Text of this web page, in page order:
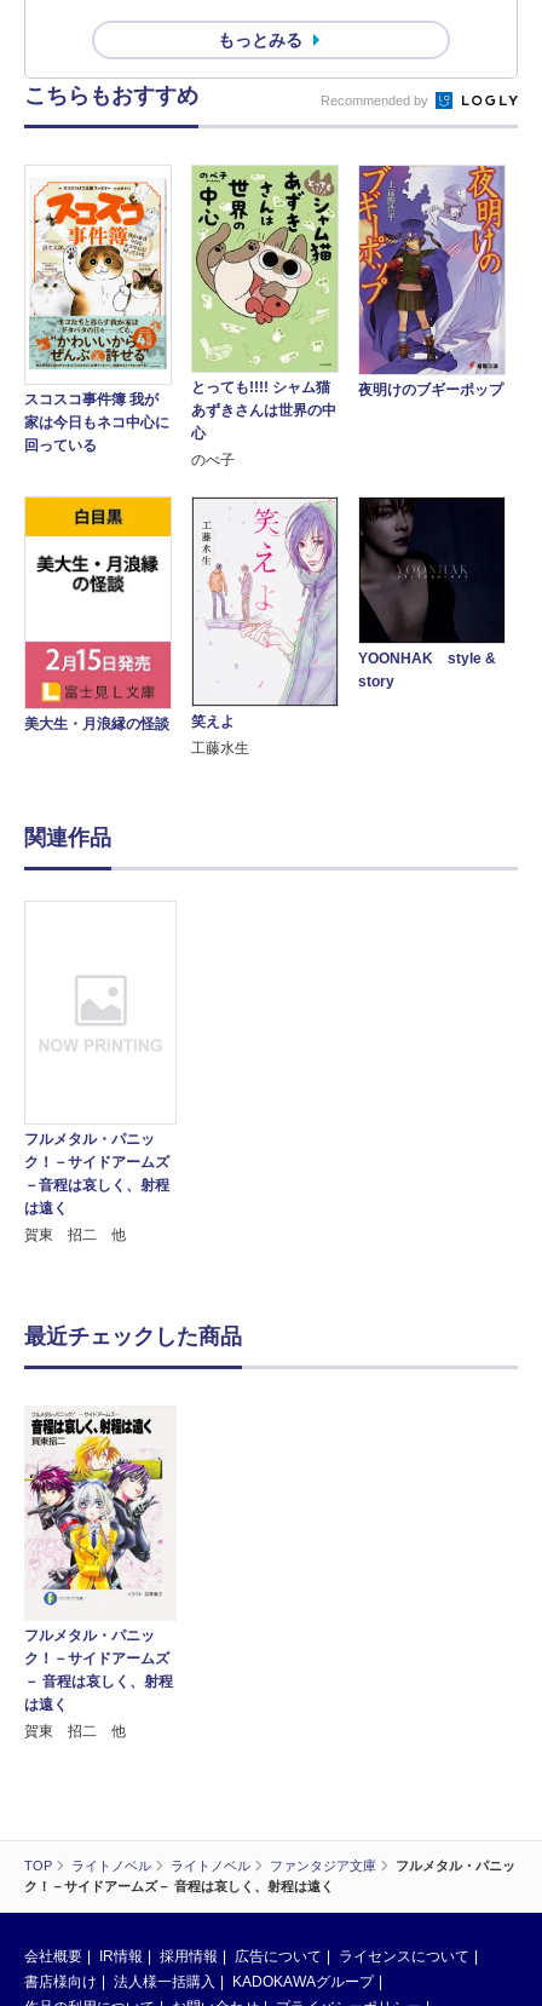
TOP ライトノベル ライトノベル ファンタジア文庫
フルメタル・パニッ
ク！－サイドアームズ－ 音程は哀しく、射程は遠く
もっとみる
こちらもおすすめ Recommended by
スコスコ事件簿 我が
家は今日もネコ中心に
回っている
とっても!!!! シャム猫
あずきさんは世界の中
心
のべ子
夜明けのブギーポップ
美大生・月浪縁の怪談
笑えよ
工藤水生
YOONHAK style &
story
関連作品
フルメタル・パニッ
ク！－サイドアームズ
－音程は哀しく、射程
は遠く
賀東 招二 他
最近チェックした商品
フルメタル・パニッ
ク！－サイドアームズ
－ 音程は哀しく、射程
は遠く
賀東 招二 他
会社概要 IR情報 採用情報 広告について
ライセンスについて
書店様向け
法人様一括購入
KADOKAWAグループ